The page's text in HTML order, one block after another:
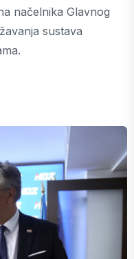
načelnika Glavnog
sustava